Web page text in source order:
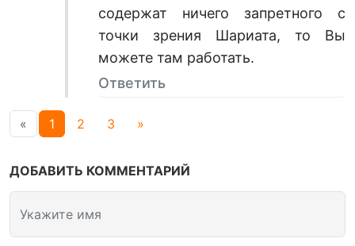
содержат ничего запретного с
точки зрения Шариата, то Вы
можете там работать.
Ответить
« 1 2 3 »
ДОБАВИТЬ КОММЕНТАРИЙ
Укажите имя